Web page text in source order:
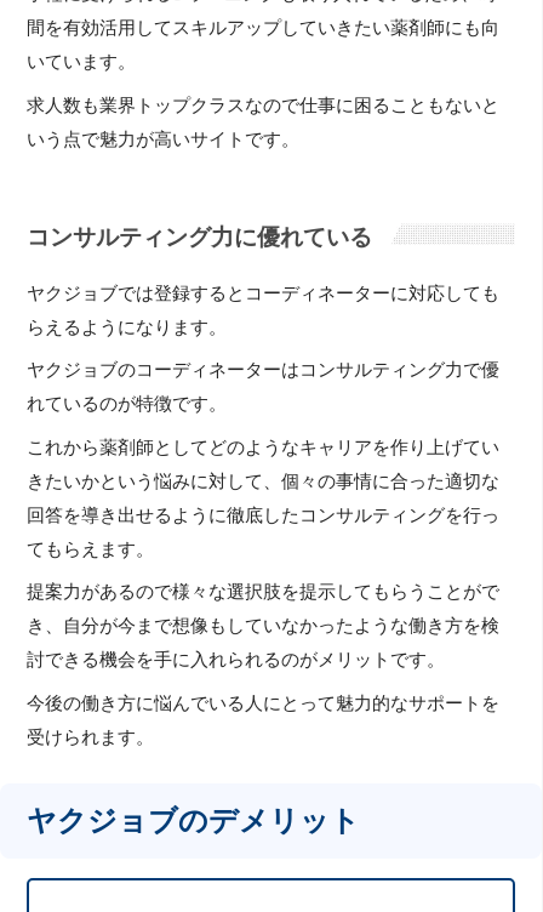
間を有効活用してスキルアップしていきたい薬剤師にも向
いています。
求人数も業界トップクラスなので仕事に困ることもないと
いう点で魅力が高いサイトです。
コンサルティング力に優れている
ヤクジョブでは登録するとコーディネーターに対応しても
らえるようになります。
ヤクジョブのコーディネーターはコンサルティング力で優
れているのが特徴です。
これから薬剤師としてどのようなキャリアを作り上げてい
きたいかという悩みに対して、個々の事情に合った適切な
回答を導き出せるように徹底したコンサルティングを行っ
てもらえます。
提案力があるので様々な選択肢を提示してもらうことがで
き、自分が今まで想像もしていなかったような働き方を検
討できる機会を手に入れられるのがメリットです。
今後の働き方に悩んでいる人にとって魅力的なサポートを
受けられます。
ヤクジョブのデメリット